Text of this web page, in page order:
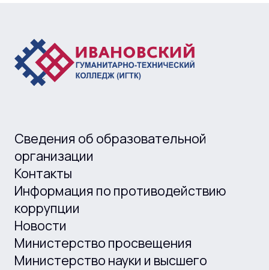
Сведения об образовательной
организации
Контакты
Информация по противодействию
коррупции
Новости
Министерство просвещения
Министерство науки и высшего